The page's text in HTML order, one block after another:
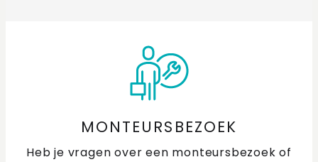
MONTEURSBEZOEK
Heb je vragen over een monteursbezoek of